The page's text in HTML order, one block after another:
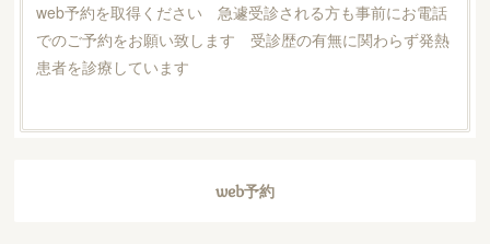
web予約を取得ください 急遽受診される方も事前にお電話
でのご予約をお願い致します 受診歴の有無に関わらず発熱
患者を診療しています
web予約